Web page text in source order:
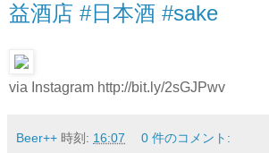
益酒店 #日本酒 #sake
via Instagram http://bit.ly/2sGJPwv
Beer++ 時刻: 16:07 0 件のコメント: